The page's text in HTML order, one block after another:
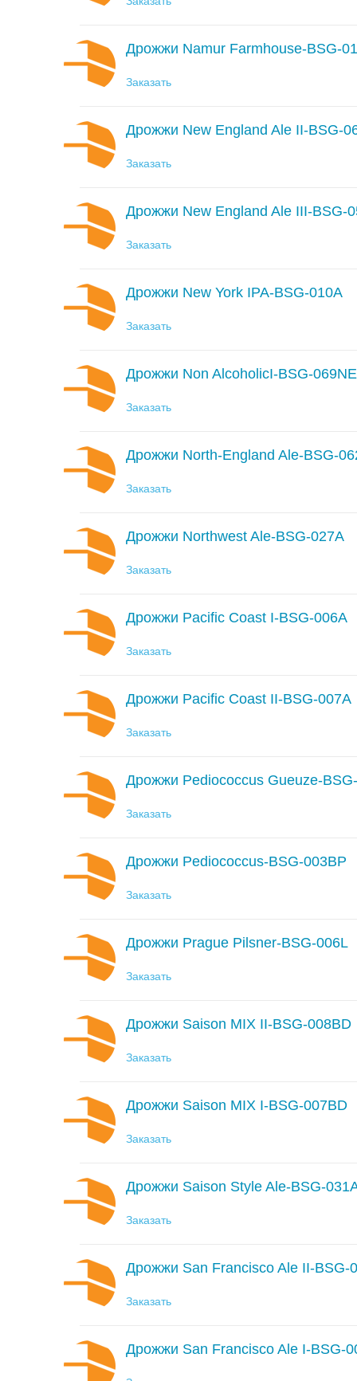
Дрожжи Namur Farmhouse-BSG-
Заказать
Дрожжи New England Ale II-BSG-
Заказать
Дрожжи New England Ale III-BSG-
Заказать
Дрожжи New York IPA-BSG-010A
Заказать
Дрожжи Non AlcoholicI-BSG-
Заказать
Дрожжи North-England Ale-BSG-
Заказать
Дрожжи Northwest Ale-BSG-027A
Заказать
Дрожжи Pacific Coast I-BSG-006A
Заказать
Дрожжи Pacific Coast II-BSG-007A
Заказать
Дрожжи Pediococcus Gueuze-
Заказать
Дрожжи Pediococcus-BSG-003BP
Заказать
Дрожжи Prague Pilsner-BSG-006L
Заказать
Дрожжи Saison MIX II-BSG-008BD
Заказать
Дрожжи Saison MIX I-BSG-007BD
Заказать
Дрожжи Saison Style Ale-BSG-
Заказать
Дрожжи San Francisco Ale II-BSG-
Заказать
Дрожжи San Francisco Ale I-BSG-